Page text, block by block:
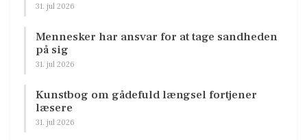
31. jul 2026
Mennesker har ansvar for at tage sandheden
på sig
31. jul 2026
Kunstbog om gådefuld længsel fortjener
læsere
31. jul 2026